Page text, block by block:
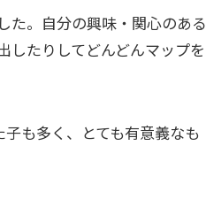
た。自分の興味・関心のある
したりしてどんどんマップを
も多く、とても有意義なも